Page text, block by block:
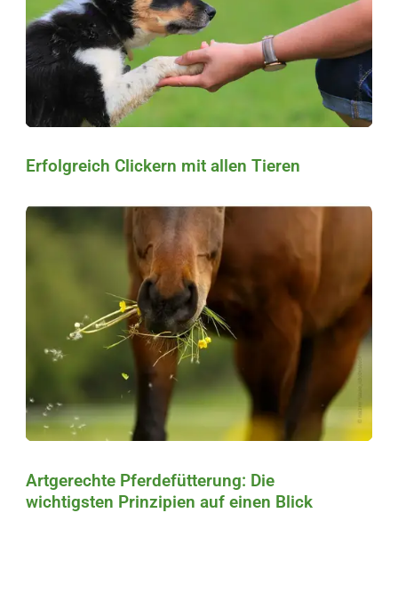
Erfolgreich Clickern mit allen Tieren
Artgerechte Pferdefütterung: Die
wichtigsten Prinzipien auf einen Blick